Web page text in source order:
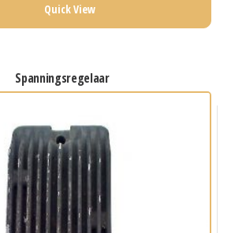
Quick View
spanningsregelaar